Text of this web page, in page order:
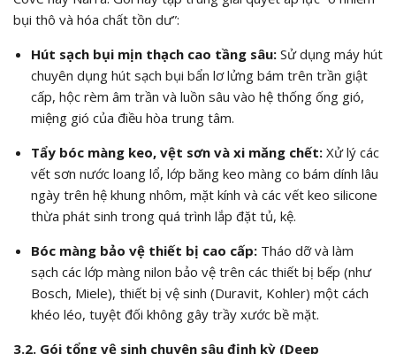
bụi thô và hóa chất tồn dư”:
Hút sạch bụi mịn thạch cao tầng sâu:Sử dụng máy hút
chuyên dụng hút sạch bụi bẩn lơ lửng bám trên trần giật
cấp, hộc rèm âm trần và luồn sâu vào hệ thống ống gió,
miệng gió của điều hòa trung tâm.
Tẩy bóc màng keo, vệt sơn và xi măng chết:Xử lý các
vết sơn nước loang lổ, lớp băng keo màng co bám dính lâu
ngày trên hệ khung nhôm, mặt kính và các vết keo silicone
thừa phát sinh trong quá trình lắp đặt tủ, kệ.
Bóc màng bảo vệ thiết bị cao cấp:Tháo dỡ và làm
sạch các lớp màng nilon bảo vệ trên các thiết bị bếp (như
Bosch, Miele), thiết bị vệ sinh (Duravit, Kohler) một cách
khéo léo, tuyệt đối không gây trầy xước bề mặt.
3.2. Gói tổng vệ sinh chuyên sâu định kỳ (Deep